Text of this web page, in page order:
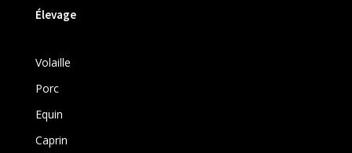
Élevage
Volaille
Porc
Equin
Caprin